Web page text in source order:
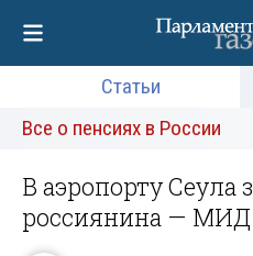
Статьи
Все о пенсиях в России
В аэропорту Сеула
россиянина — МИД